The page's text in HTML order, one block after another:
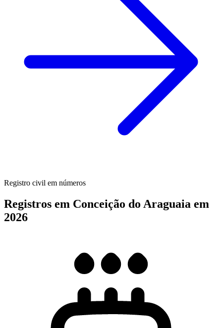
Registro civil em números
Registros em Conceição do Araguaia em
2026